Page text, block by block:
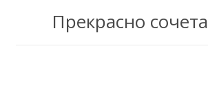
Прекрасно